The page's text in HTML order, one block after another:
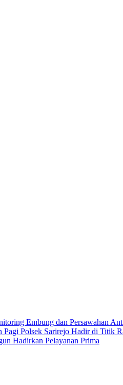
Embung dan Persawahan
Pagi Polsek Sarirejo Hadir di Titik
Hadirkan Pelayanan Prima